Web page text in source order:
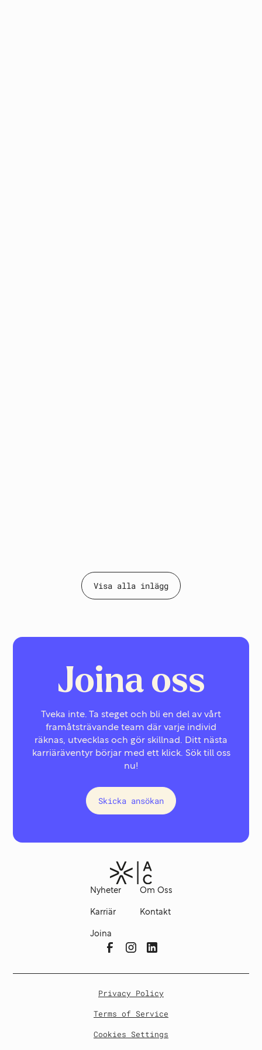
Visa alla inlägg
Joina oss
Tveka inte. Ta steget och bli en del av vårt
framåtsträvande team där varje individ
räknas, utvecklas och gör skillnad. Ditt nästa
karriäräventyr börjar med ett klick. Sök till oss
nu!
Skicka ansökan
Nyheter Om Oss
Karriär Kontakt
Joina
Privacy Policy
Terms of Service
Cookies Settings